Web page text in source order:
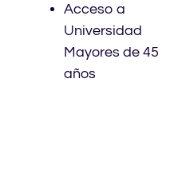
Acceso a
Universidad
Mayores de 45
años